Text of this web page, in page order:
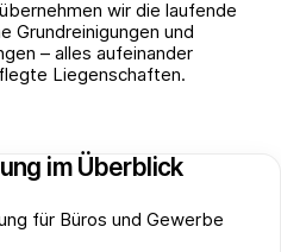
wir die laufende
Grundreinigungen und
– alles aufeinander
Liegenschaften.
im Überblick
für Büros und Gewerbe